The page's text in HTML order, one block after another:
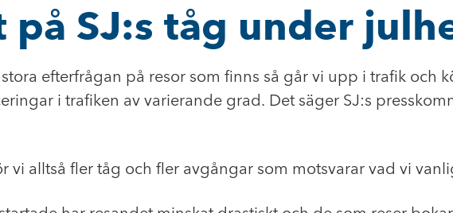
på SJ:s tåg under
efterfrågan på resor som finns så går vi upp i trafik och
i trafiken av varierande grad. Det säger SJ:s
vi alltså fler tåg och fler avgångar som motsvarar vad vi